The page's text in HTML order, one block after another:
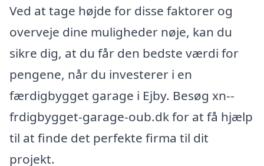
Ved at tage højde for disse faktorer og
overveje dine muligheder nøje, kan du
sikre dig, at du får den bedste værdi for
pengene, når du investerer i en
færdigbygget garage i Ejby. Besøg xn--
frdigbygget-garage-oub.dk for at få hjælp
til at finde det perfekte firma til dit
projekt.